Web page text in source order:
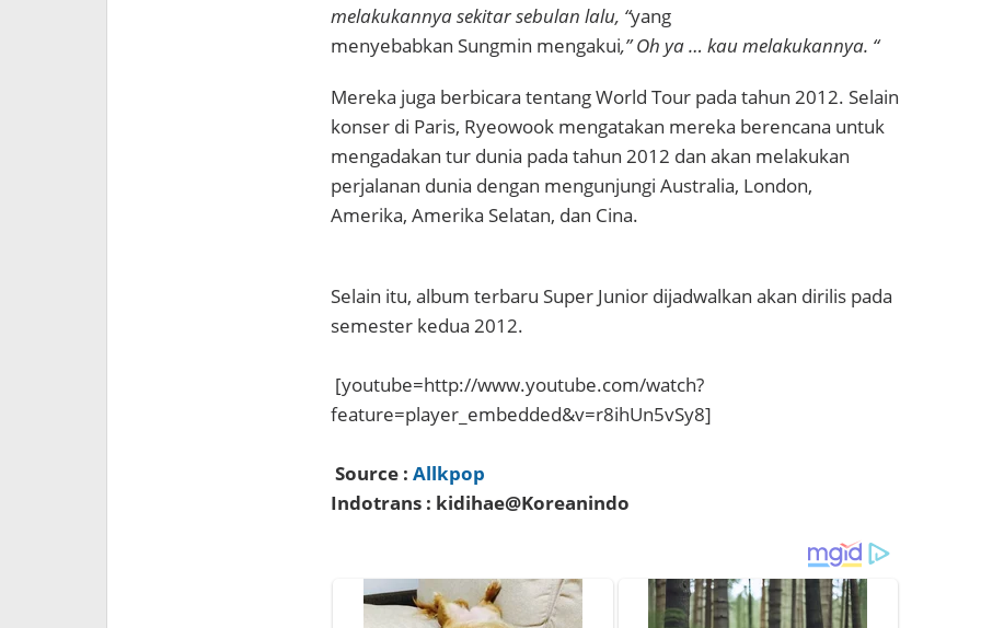
melakukannya sekitar sebulan lalu, “yang
menyebabkan Sungmin mengakui,” Oh ya … kau melakukannya. “
Mereka juga berbicara tentang World Tour pada tahun 2012. Selain
konser di Paris, Ryeowook mengatakan mereka berencana untuk
mengadakan tur dunia pada tahun 2012 dan akan melakukan
perjalanan dunia dengan mengunjungi Australia, London,
Amerika, Amerika Selatan, dan Cina.
Selain itu, album terbaru Super Junior dijadwalkan akan dirilis pada
semester kedua 2012.
[youtube=http://www.youtube.com/watch?
feature=player_embedded&v=r8ihUn5vSy8]
Source : Allkpop
Indotrans : kidihae@Koreanindo